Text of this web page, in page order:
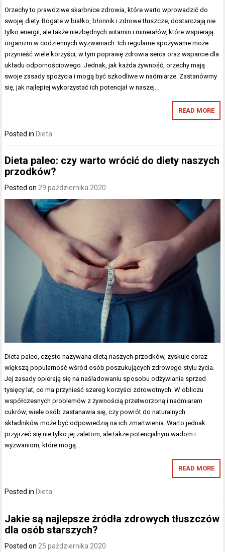
Orzechy to prawdziwe skarbnice zdrowia, które warto wprowadzić do
swojej diety. Bogate w białko, błonnik i zdrowe tłuszcze, dostarczają nie
tylko energii, ale także niezbędnych witamin i minerałów, które wspierają
organizm w codziennych wyzwaniach. Ich regularne spożywanie może
przynieść wiele korzyści, w tym poprawę zdrowia serca oraz wsparcie dla
układu odpornościowego. Jednak, jak każda żywność, orzechy mają
swoje zasady spożycia i mogą być szkodliwe w nadmiarze. Zastanówmy
się, jak najlepiej wykorzystać ich potencjał w naszej…
READ MORE
Posted in Dieta
Dieta paleo: czy warto wrócić do diety naszych
przodków?
Posted on29 października 2020
Dieta paleo, często nazywana dietą naszych przodków, zyskuje coraz
większą popularność wśród osób poszukujących zdrowego stylu życia.
Jej zasady opierają się na naśladowaniu sposobu odżywiania sprzed
tysięcy lat, co ma przynieść szereg korzyści zdrowotnych. W obliczu
współczesnych problemów z żywnością przetworzoną i nadmiarem
cukrów, wiele osób zastanawia się, czy powrót do naturalnych
składników może być odpowiedzią na ich zmartwienia. Warto jednak
przyjrzeć się nie tylko jej zaletom, ale także potencjalnym wadom i
wyzwaniom, które mogą…
READ MORE
Posted in Dieta
Jakie są najlepsze źródła zdrowych tłuszczów
dla osób starszych?
Posted on 25 października 2020